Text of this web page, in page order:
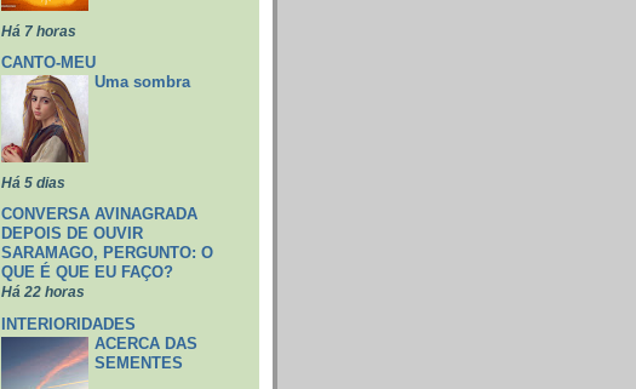
Há 7 horas
CANTO-MEU
Uma sombra
Há 5 dias
CONVERSA AVINAGRADA
DEPOIS DE OUVIR
SARAMAGO, PERGUNTO: O
QUE É QUE EU FAÇO?
Há 22 horas
INTERIORIDADES
ACERCA DAS
SEMENTES